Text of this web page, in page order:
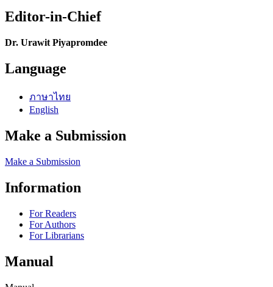
Editor-in-Chief
Dr. Urawit Piyapromdee
Language
ภาษาไทย
English
Make a Submission
Make a Submission
Information
For Readers
For Authors
For Librarians
Manual